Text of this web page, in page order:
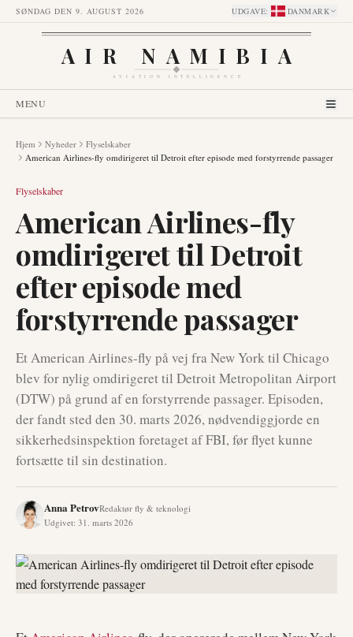
SØNDAG DEN 9. AUGUST 2026 UDGAVE: DANMARK
AIR NAMIBIA
AVIATION INTELLIGENCE
MENU
Hjem Nyheder
Flyselskaber
American Airlines-fly omdirigeret til Detroit efter episode med forstyrrende passager
Flyselskaber
American Airlines-fly
omdirigeret til Detroit
efter episode med
forstyrrende passager
Et American Airlines-fly på vej fra New York til Chicago
blev for nylig omdirigeret til Detroit Metropolitan Airport
(DTW) på grund af en forstyrrende passager. Episoden,
der fandt sted den 30. marts 2026, nødvendiggjorde en
sikkerhedsinspektion foretaget af FBI, før flyet kunne
fortsætte til sin destination.
Anna PetrovRedaktør fly & teknologi
Udgivet: 31. marts 2026